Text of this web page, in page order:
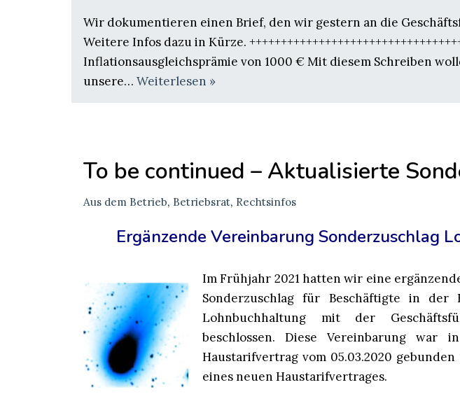
Wir dokumentieren einen Brief, den wir gestern an die
Weitere Infos dazu in Kürze.
Inflationsausgleichsprämie von 1000 € Mit diesem Schreiben
unsere… Weiterlesen »
To be continued – Aktualisierte
Aus dem Betrieb, Betriebsrat, Rechtsinfos
Ergänzende Vereinbarung Sonderzuschlag
Im Frühjahr 2021 hatten wir eine
Sonderzuschlag für Beschäftigte in
Lohnbuchhaltung mit der
beschlossen. Diese Vereinbarung
Haustarifvertrag vom 05.03.2020
eines neuen Haustarifvertrages.